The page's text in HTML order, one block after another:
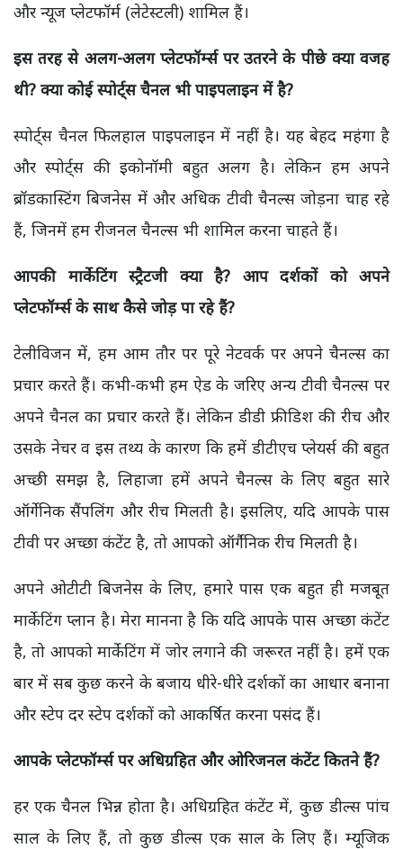
और न्यूज प्लेटफॉर्म (लेटेस्टली) शामिल हैं।
इस तरह से अलग-अलग प्लेटफॉर्म्स पर उतरने के पीछे क्या वजह
थी? क्या कोई स्पोर्ट्स चैनल भी पाइपलाइन में है?
स्पोर्ट्स चैनल फिलहाल पाइपलाइन में नहीं है। यह बेहद महंगा है
और स्पोर्ट्स की इकोनॉमी बहुत अलग है। लेकिन हम अपने
ब्रॉडकास्टिंग बिजनेस में और अधिक टीवी चैनल्स जोड़ना चाह रहे
हैं, जिनमें हम रीजनल चैनल्स भी शामिल करना चाहते हैं।
आपकी मार्केटिंग स्ट्रैटजी क्या है? आप दर्शकों को अपने
प्लेटफॉर्म्स के साथ कैसे जोड़ पा रहे हैं?
टेलीविजन में, हम आम तौर पर पूरे नेटवर्क पर अपने चैनल्स का
प्रचार करते हैं। कभी-कभी हम ऐड के जरिए अन्य टीवी चैनल्स पर
अपने चैनल का प्रचार करते हैं। लेकिन डीडी फ्रीडिश की रीच और
उसके नेचर व इस तथ्य के कारण कि हमें डीटीएच प्लेयर्स की बहुत
अच्छी समझ है, लिहाजा हमें अपने चैनल्स के लिए बहुत सारे
ऑर्गेनिक सैंपलिंग और रीच मिलती है। इसलिए, यदि आपके पास
टीवी पर अच्छा कंटेंट है, तो आपको ऑर्गैनिक रीच मिलती है।
अपने ओटीटी बिजनेस के लिए, हमारे पास एक बहुत ही मजबूत
मार्केटिंग प्लान है। मेरा मानना है कि यदि आपके पास अच्छा कंटेंट
है, तो आपको मार्केटिंग में जोर लगाने की जरूरत नहीं है। हमें एक
बार में सब कुछ करने के बजाय धीरे-धीरे दर्शकों का आधार बनाना
और स्टेप दर स्टेप दर्शकों को आकर्षित करना पसंद हैं।
आपके प्लेटफॉर्म्स पर अधिग्रहित और ओरिजनल कंटेंट कितने हैं?
हर एक चैनल भिन्न होता है। अधिग्रहित कंटेंट में, कुछ डील्स पांच
साल के लिए हैं, तो कुछ डील्स एक साल के लिए हैं। म्यूजिक